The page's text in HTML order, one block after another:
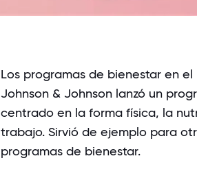
Los programas de bienestar en
Johnson & Johnson lanzó un
centrado en la forma física, la
trabajo. Sirvió de ejemplo para
programas de bienestar.